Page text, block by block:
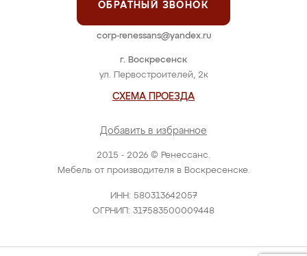
2015 - 2026 © Ренессанс.
Мебель от производителя в Воскресенске.
ИНН: 580313642057
ОГРНИП: 317583500009448
г. Воскресенск
ул. Первостроителей, 2к
СХЕМА ПРОЕЗДА
Добавить в избранное
ОБРАТНЫЙ ЗВОНОК
corp-renessans@yandex.ru